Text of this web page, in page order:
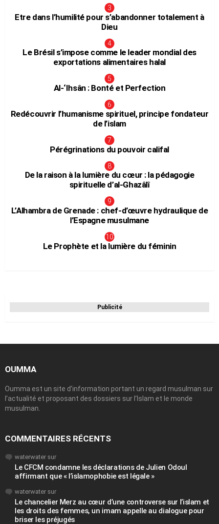
Etre dans l’humilité pour s’abandonner totalement à
Dieu
Le Brésil s’impose comme le leader mondial des
exportations alimentaires halal
Al-‘Ihsân : Bonté et Perfection
Redécouvrir l’humanisme spirituel, principe fondateur
de l’islam
Pérégrinations du pouvoir califal
De la raison à la lumière du cœur : la pédagogie
spirituelle d’al-Ghazâlî
L’Alhambra de Grenade : chef-d’œuvre hydraulique de
l’Espagne musulmane
Le Prophète et la lumière du féminin
Publicité
OUMMA
Oumma est un site d’information portant un regard musulman sur
l’actualité et proposant des dossiers sur l’Islam et le monde
musulman.
COMMENTAIRES RÉCENTS
waterwater sur
Le CFCM condamne les déclarations de Julien Odoul
affirmant que « l’islamophobie est légale »
waterwater sur
Le chancelier Merz au cœur d’une controverse sur l’islam et
les droits des femmes, un imam appelle au dialogue pour
briser les préjugés